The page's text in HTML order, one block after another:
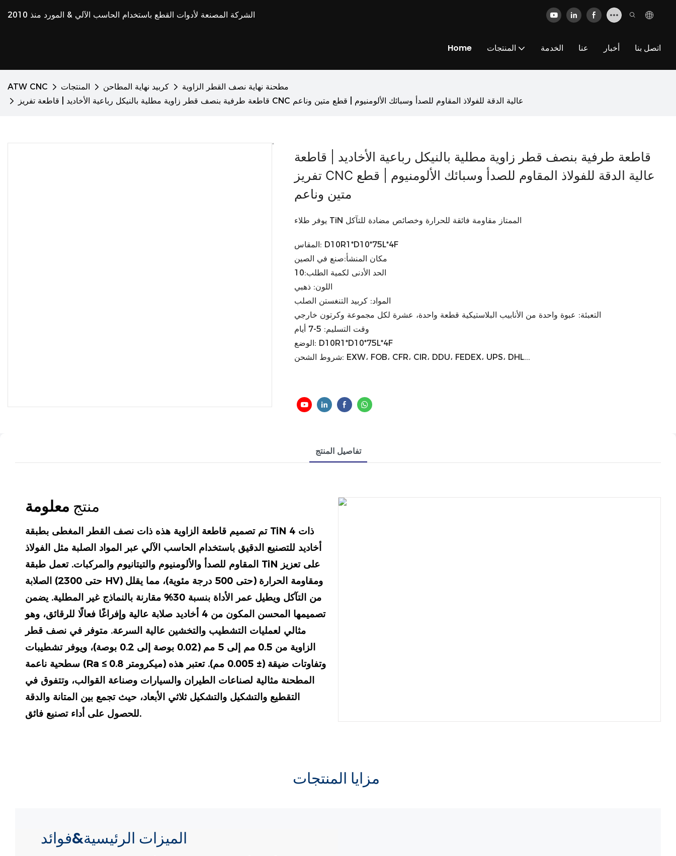
الشركة المصنعة لأدوات القطع باستخدام الحاسب الآلي & المورد منذ 2010
Home المنتجات الخدمة عنا أخبار اتصل بنا
ATW CNC المنتجات كربيد نهاية المطاحن
مطحنة نهاية نصف القطر الزاوية
قاطعة طرفية بنصف قطر زاوية مطلية بالنيكل رباعية الأخاديد | قاطعة تفريز CNC عالية الدقة للفولاذ المقاوم للصدأ وسبائك الألومنيوم | قطع متين وناعم
قاطعة طرفية بنصف قطر زاوية مطلية بالنيكل رباعية الأخاديد | قاطعة
تفريز CNC عالية الدقة للفولاذ المقاوم للصدأ وسبائك الألومنيوم | قطع
متين وناعم
يوفر طلاء TiN الممتاز مقاومة فائقة للحرارة وخصائص مضادة للتآكل
المقاس: D10R1*D10*75L*4F
مكان المنشأ:صنع في الصين
الحد الأدنى لكمية الطلب:10
اللون: ذهبي
المواد: كربيد التنغستن الصلب
التعبئة: عبوة واحدة من الأنابيب البلاستيكية قطعة واحدة، عشرة لكل مجموعة وكرتون خارجي
وقت التسليم: 5-7 أيام
الوضع: D10R1*D10*75L*4F
شروط الشحن: EXW، FOB، CFR، CIR، DDU، FEDEX، UPS، DHL...
تفاصيل المنتج
منتج معلومة
تم تصميم قاطعة الزاوية هذه ذات نصف القطر المغطى بطبقة TiN ذات 4
أخاديد للتصنيع الدقيق باستخدام الحاسب الآلي عبر المواد الصلبة مثل الفولاذ
المقاوم للصدأ والألومنيوم والتيتانيوم والمركبات. تعمل طبقة TiN على تعزيز
الصلابة (حتى 2300 HV) ومقاومة الحرارة (حتى 500 درجة مئوية)، مما يقلل
من التآكل ويطيل عمر الأداة بنسبة 30% مقارنة بالنماذج غير المطلية. يضمن
تصميمها المحسن المكون من 4 أخاديد صلابة عالية وإفراغًا فعالًا للرقائق، وهو
مثالي لعمليات التشطيب والتخشين عالية السرعة. متوفر في نصف قطر
الزاوية من 0.5 مم إلى 5 مم (0.02 بوصة إلى 0.2 بوصة)، ويوفر تشطيبات
سطحية ناعمة (Ra ≤ 0.8 ميكرومتر) وتفاوتات ضيقة (± 0.005 مم). تعتبر هذه
المطحنة مثالية لصناعات الطيران والسيارات وصناعة القوالب، وتتفوق في
التقطيع والتشكيل والتشكيل ثلاثي الأبعاد، حيث تجمع بين المتانة والدقة
للحصول على أداء تصنيع فائق.
الميزات الرئيسية&فوائد